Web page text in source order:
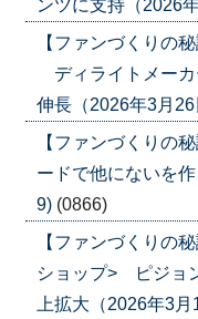
ンツに支持（2026
【ファンづくりの
ディライトメーカ
伸長（2026年3月
【ファンづくりの
ードで他にないを
9) (0866)
【ファンづくりの
ショップ> ピジョ
上拡大（2026年3